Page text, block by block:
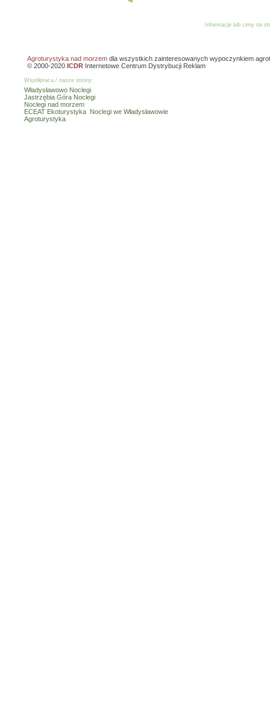
Informacje lub ceny na
Agroturystyka nad morzem dla wszystkich zainteresowanych wypoczynkiem
© 2000-2020 ICDR Internetowe Centrum Dystrybucji Reklam
Współpraca / nasze strony:
Władysławowo Noclegi
Jastrzębia Góra Noclegi
Noclegi nad morzem
ECEAT Ekoturystyka Noclegi we Władysławowie
Agroturystyka